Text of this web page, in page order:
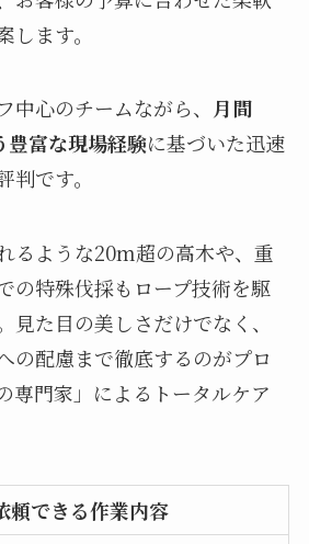
ます。
中心のチームながら、 月間
富な現場経験に基づいた迅速
です。
るような20m超の高木や、重
の特殊伐採もロープ技術を駆
見た目の美しさだけでなく、
の配慮まで徹底するのがプロ
専門家」によるトータルケア
頼できる作業内容